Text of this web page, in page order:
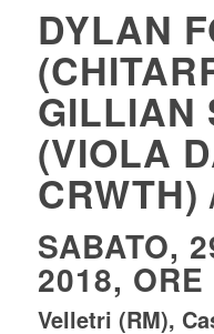
DYLAN
GILLIAN
(VIOLA
SABATO,
2018,
Velletri (RM),